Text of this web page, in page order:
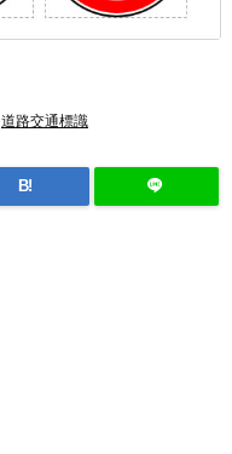
道路交通標識
B!